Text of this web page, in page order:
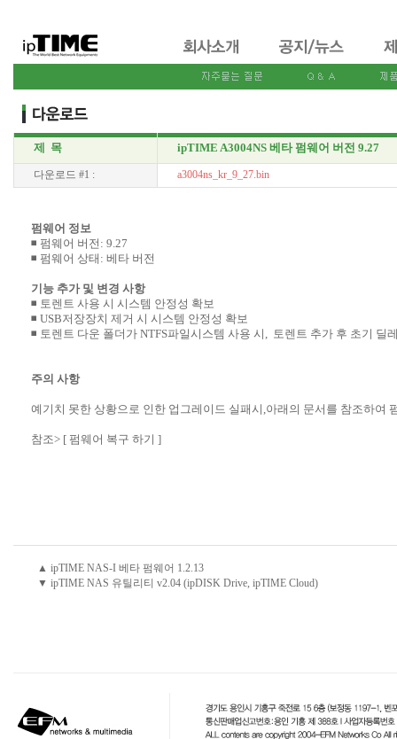
제 목 ipTIME A3004NS 베타 펌웨어 버전 9.27
다운로드 #1 : a3004ns_kr_9_27.bin
펌웨어 정보
◾ 펌웨어 버전: 9.27
◾ 펌웨어 상태: 베타 버전
기능 추가 및 변경 사항
◾ 토렌트 사용 시 시스템 안정성 확보
◾ USB저장장치 제거 시 시스템 안정성 확보
◾ 토렌트 다운 폴더가 NTFS파일시스템 사용 시, 토렌트 추가 후 초기 딜
주의 사항
예기치 못한 상황으로 인한 업그레이드 실패시,아래의 문서를 참조하여
참조> [ 펌웨어 복구 하기 ]
▲ ipTIME NAS-I 베타 펌웨어 1.2.13
▼ ipTIME NAS 유틸리티 v2.04 (ipDISK Drive, ipTIME Cloud)